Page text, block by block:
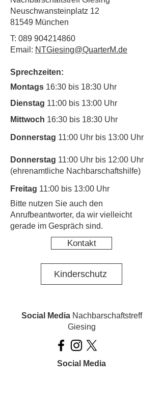
Neuschwansteinplatz 12
81549 München
T: 089 904214860
Email: NTGiesing@QuarterM.de
Sprechzeiten:
Montags 16:30 bis 18:30 Uhr
Dienstag 11:00 bis 13:00 Uhr
Mittwoch 16:30 bis 18:30 Uhr
Donnerstag 11:00 Uhr bis 13:00 Uhr
Donnerstag 11:00 Uhr bis 12:00 Uhr
(ehrenamtliche Nachbarschaftshilfe)
Freitag 11:00 bis 13:00 Uhr
​Bitte nutzen Sie auch den
Anrufbeantworter, da wir vielleicht
gerade im Gespräch sind.
Kontakt
Kinderschutz
Social MediaNachbarschaftstreff
Giesing
Social Media